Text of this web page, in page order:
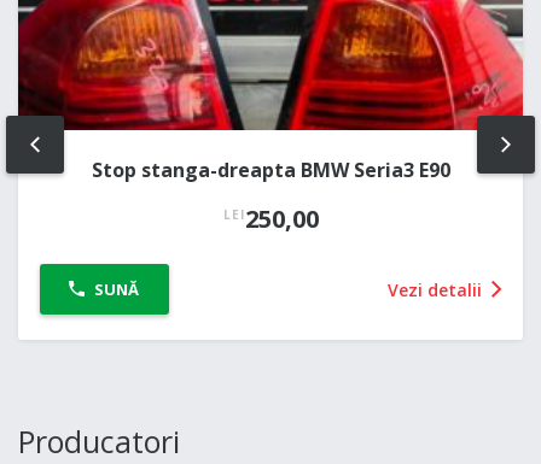
Stop stanga-dreapta BMW Seria3 E90
LEI250,00
SUNĂ Vezi detalii
PREV
Producatori